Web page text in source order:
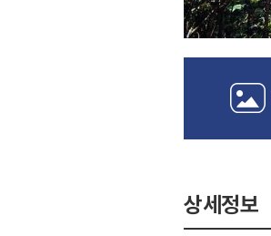
상세정보